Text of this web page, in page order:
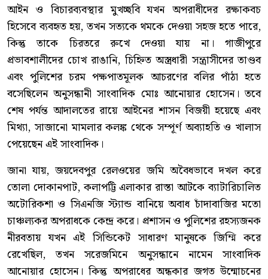
আইন ও বিচারব্যবস্থার মুখচ্ছবি যখন অপরাধীদের রক্ষাকবচ
হিসেবে ব্যবহৃত হয়, তখন সত্যকে থমকে দেওয়া সহজ হতে পারে,
কিন্তু তাকে চিরতরে রুখে দেওয়া যায় না। গাজীপুরে
প্রভাবশালীদের চোখ রাঙানি, চিহ্নিত অস্ত্রধারী সন্ত্রাসীদের তাণ্ডব
এবং পুলিশের চরম পক্ষপাতমূলক আচরণের বলির পাঁঠা হতে
বসেছিলেন অনুসন্ধানী সাংবাদিক মোঃ আনোয়ার হোসেন। তবে
শেষ পর্যন্ত আদালতের রায়ে আইনের শাসন বিজয়ী হয়েছে এবং
মিথ্যা, সাজানো মামলার কলঙ্ক থেকে সম্পূর্ণ অব্যাহতি ও খালাস
পেয়েছেন এই সাংবাদিক।
জানা যায়, জয়দেবপুর রেলওয়ের জমি অবৈধভাবে দখল করে
তোলা দোকানপাট, কলাপট্টি এলাকার রাস্তা আটকে ব্যাটারিচালিত
অটোরিকশা ও সিএনজি স্ট্যান্ড বানিয়ে অবাধ চাঁদাবাজির মতো
চাঞ্চল্যকর অপরাধকে কেন্দ্র করে। প্রশাসন ও পুলিশের রহস্যজনক
নীরবতায় যখন এই সিন্ডিকেট সাধারণ মানুষকে জিম্মি করে
রেখেছিল, তখন সরেজমিনে অনুসন্ধানে নামেন সাংবাদিক
আনোয়ার হোসেন। কিন্তু অপরাধের অন্ধকার জগত উন্মোচনের